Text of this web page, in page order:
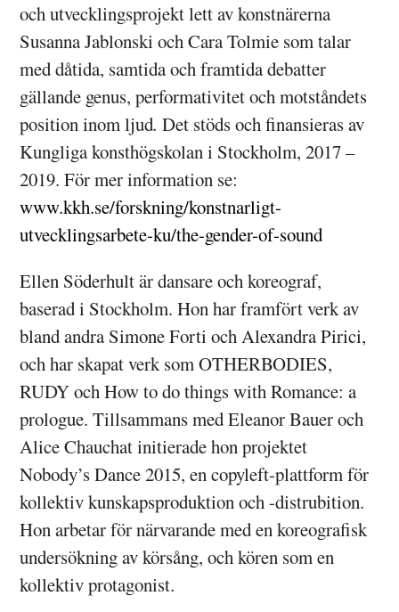
och utvecklingsprojekt lett av konstnärerna
Susanna Jablonski och Cara Tolmie som talar
med dåtida, samtida och framtida debatter
gällande genus, performativitet och motståndets
position inom ljud.Det stöds och finansieras av
Kungliga konsthögskolan i Stockholm, 2017 –
2019. För mer information se:
www.kkh.se/forskning/konstnarligt-
utvecklingsarbete-ku/the-gender-of-sound
Ellen Söderhult är dansare och koreograf,
baserad i Stockholm. Hon har framfört verk av
bland andra Simone Forti och Alexandra Pirici,
och har skapat verk som OTHERBODIES,
RUDY och How to do things with Romance: a
prologue. Tillsammans med Eleanor Bauer och
Alice Chauchat initierade hon projektet
Nobody’s Dance 2015, en copyleft-plattform för
kollektiv kunskapsproduktion och -distrubition.
Hon arbetar för närvarande med en koreografisk
undersökning av körsång, och kören som en
kollektiv protagonist.